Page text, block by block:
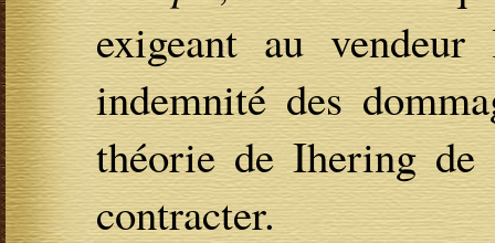
exigeant au
indemnité des
théorie de Ihering
contracter.